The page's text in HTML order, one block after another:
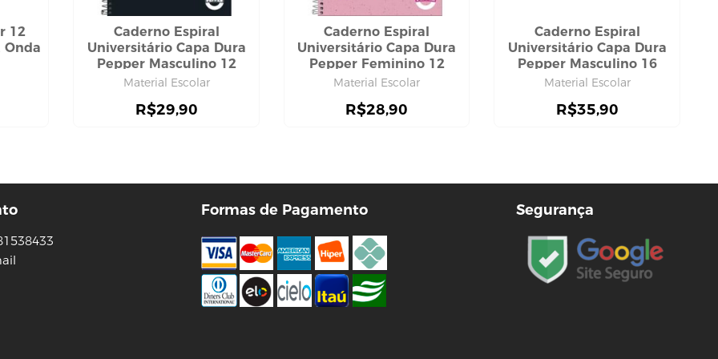
12
Onda
Caderno Espiral
Universitário Capa Dura
Pepper Masculino 12
Matérias 192 Folhas,
Material Escolar
R$29,90
Caderno Espiral
Universitário Capa Dura
Pepper Feminino 12
Matérias 192 Folhas,
Material Escolar
R$28,90
Caderno Espiral
Universitário Capa Dura
Pepper Masculino 16
Matérias 256 Folhas,
Material Escolar
R$35,90
Formas de Pagamento Segurança